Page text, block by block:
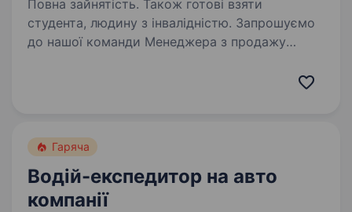
Повна зайнятість. Також готові взяти
студента, людину з інвалідністю. Запрошуємо
до нашої команди Менеджера з продажу
у тебе…
Гаряча
Водій-експедитор на авто
компанії